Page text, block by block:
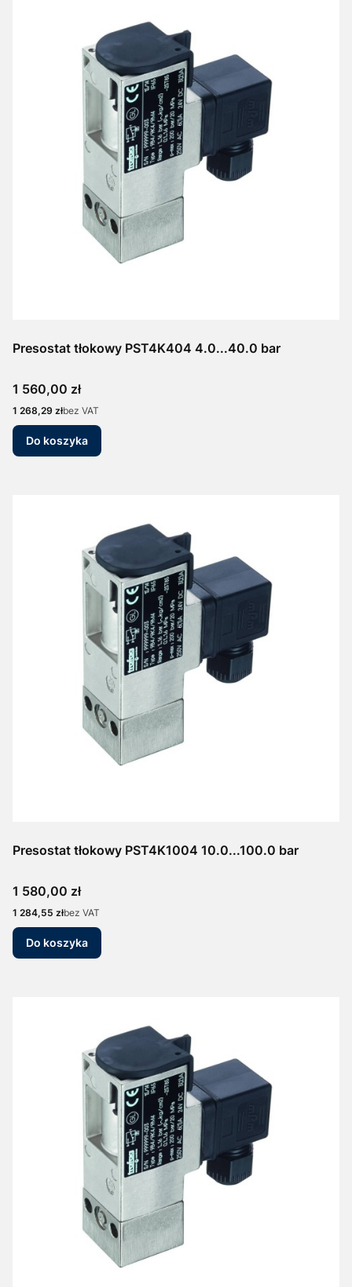
Presostat tłokowy PST4K404 4.0...40.0 bar
Cena
1 560,00 zł
Cena
1 268,29 złbez VAT
Do koszyka
Presostat tłokowy PST4K1004 10.0...100.0 bar
Cena
1 580,00 zł
Cena
1 284,55 złbez VAT
Do koszyka